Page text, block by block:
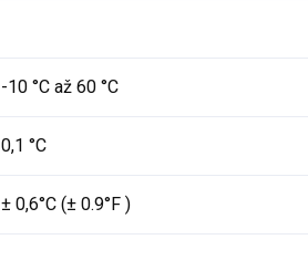
-10 °C až 60 °C
0,1 °C
± 0,6°C (± 0.9°F )